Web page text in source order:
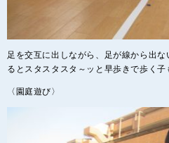
足を交互に出しながら、足が線から出
るとスタスタスタ～ッと早歩きで歩く子
〈園庭遊び〉